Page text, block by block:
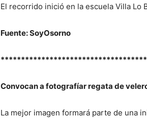
El recorrido inició en la escuela Villa Lo
Fuente: SoyOsorno
Convocan a fotografíar regata de
La mejor imagen formará parte de una